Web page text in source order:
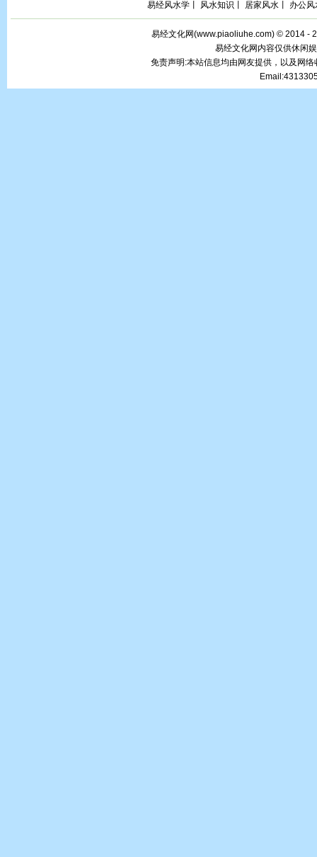
易经风水学 风水知识 居家风水 办公风
易经文化网(www.piaoliuhe.com) © 2014 -
易经文化网内容仅供休闲
免责声明:本站信息均由网友提供，以及网